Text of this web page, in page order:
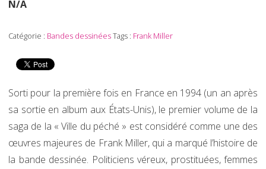
N/A
Catégorie : Bandes dessinéesTags : Frank Miller
Sorti pour la première fois en France en 1994 (un an après
sa sortie en album aux États-Unis), le premier volume de la
saga de la « Ville du péché » est considéré comme une des
œuvres majeures de Frank Miller, qui a marqué l’histoire de
la bande dessinée. Politiciens véreux, prostituées, femmes